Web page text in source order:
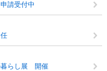
請受付中
暮らし展 開催